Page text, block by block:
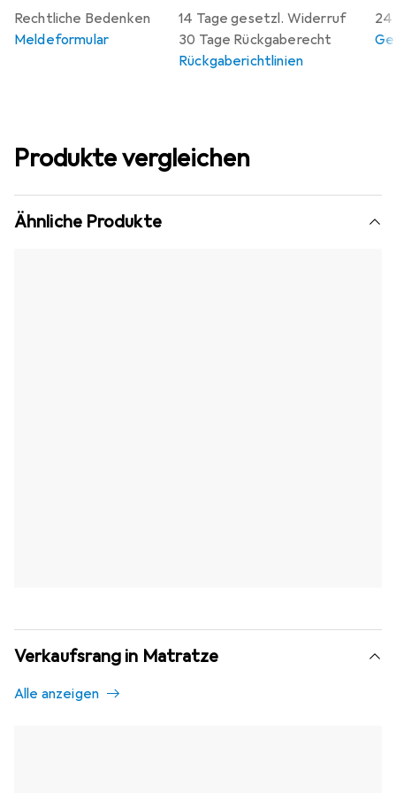
14 Tage gesetzl. Widerruf
30 Tage Rückgaberecht
Rückgaberichtlinien
24
Rechtliche Bedenken
Meldeformular
Produkte vergleichen
Ähnliche Produkte
Verkaufsrang in Matratze
Alle anzeigen